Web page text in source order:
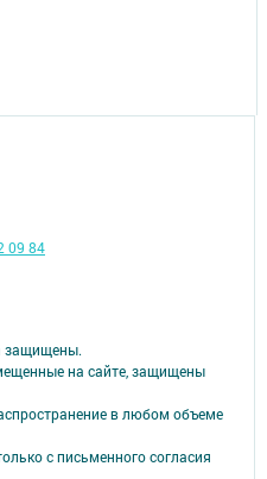
защищены.
на сайте, защищены
в любом объеме
с письменного согласия
09 84